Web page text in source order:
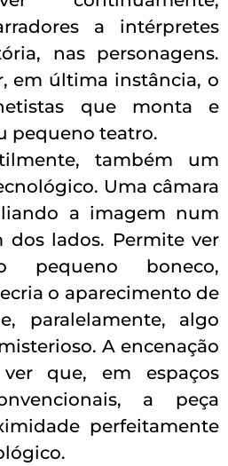
a intérpretes
nas personagens.
em última instância, o
que monta e
pequeno teatro.
também um
Uma câmara
a imagem num
dos lados. Permite ver
boneco,
o aparecimento de
paralelamente, algo
A encenação
que, em espaços
a peça
perfeitamente